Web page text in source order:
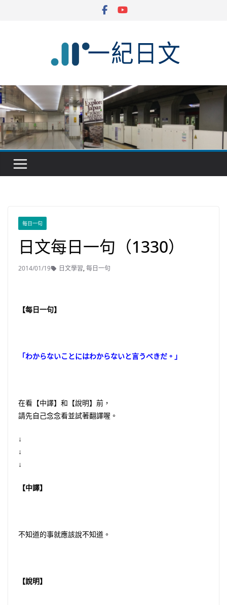
每日一句
日文每日一句（1330）
2014/01/19 日文學習,每日一句
【每日一句】
「わからないことにはわからないと言うべきだ。」
在看【中譯】和【說明】前，
請先自己念念看並試著翻譯喔。
↓
↓
↓
【中譯】
不知道的事就應該說不知道。
【說明】